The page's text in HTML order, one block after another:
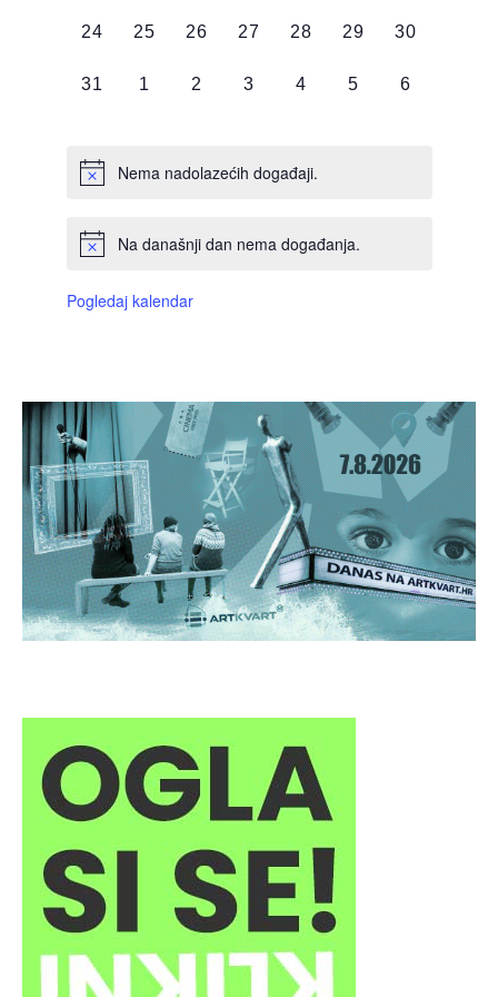
0
24
0
25
0
26
0
27
0
28
0
29
0
30
0
31
0
1
0
2
0
3
0
4
0
5
0
6
Nema nadolazećih događaji.
Na današnji dan nema događanja.
Pogledaj kalendar